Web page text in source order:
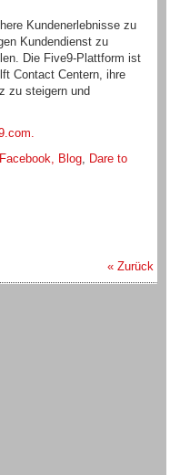
Kundenerlebnisse zu
Kundendienst zu
Die Five9-Plattform ist
Contact Centern, ihre
zu steigern und
Facebook, Blog, Dare to
« Zurück